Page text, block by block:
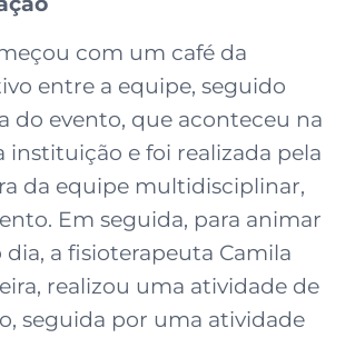
com um café da
entre a equipe, seguido
do evento, que aconteceu na
instituição e foi realizada pela
da equipe multidisciplinar,
Em seguida, para animar
dia, a fisioterapeuta Camila
realizou uma atividade de
seguida por uma atividade